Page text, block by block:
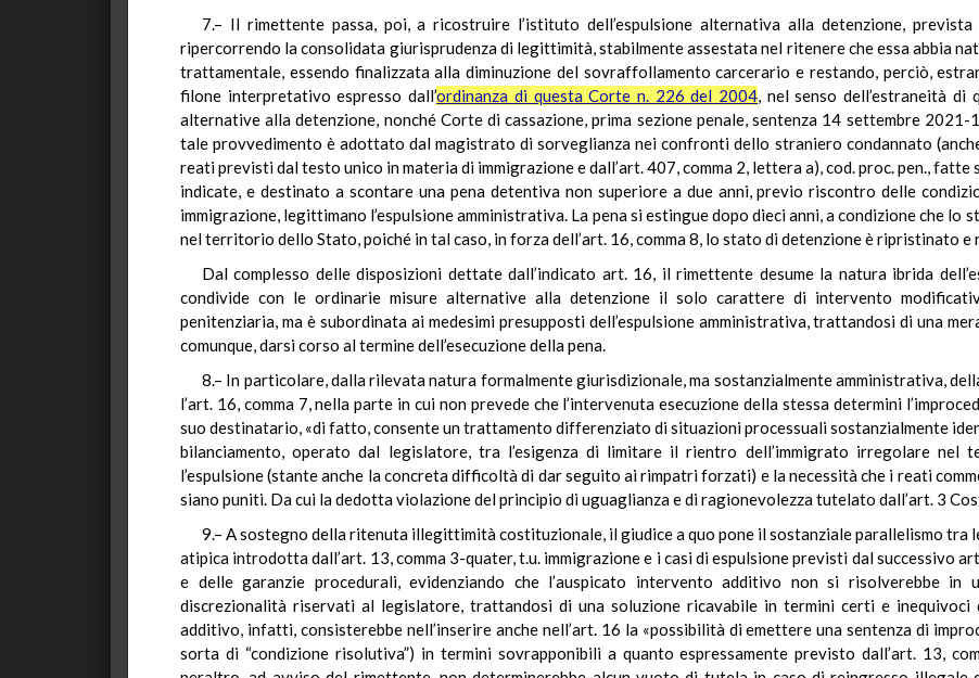
7.– Il rimettente passa, poi, a ricostruire l’istituto dell’espulsione alternativa alla detenzione, prevista
ripercorrendo la consolidata giurisprudenza di legittimità, stabilmente assestata nel ritenere che essa abbia
trattamentale, essendo finalizzata alla diminuzione del sovraffollamento carcerario e restando, perciò,
filone interpretativo espresso dall’ordinanza di questa Corte n. 226 del 2004, nel senso dell’estraneità di
alternative alla detenzione, nonché Corte di cassazione, prima sezione penale, sentenza 14 settembre
tale provvedimento è adottato dal magistrato di sorveglianza nei confronti dello straniero condannato
reati previsti dal testo unico in materia di immigrazione e dall’art. 407, comma 2, lettera a), cod. proc. pen., fatte
indicate, e destinato a scontare una pena detentiva non superiore a due anni, previo riscontro delle
immigrazione, legittimano l’espulsione amministrativa. La pena si estingue dopo dieci anni, a condizione che
nel territorio dello Stato, poiché in tal caso, in forza dell’art. 16, comma 8, lo stato di detenzione è ripristinato e
Dal complesso delle disposizioni dettate dall’indicato art. 16, il rimettente desume la natura ibrida
condivide con le ordinarie misure alternative alla detenzione il solo carattere di intervento
penitenziaria, ma è subordinata ai medesimi presupposti dell’espulsione amministrativa, trattandosi di una
comunque, darsi corso al termine dell’esecuzione della pena.
8.– In particolare, dalla rilevata natura formalmente giurisdizionale, ma sostanzialmente amministrativa,
l’art. 16, comma 7, nella parte in cui non prevede che l’intervenuta esecuzione della stessa determini
suo destinatario, «di fatto, consente un trattamento differenziato di situazioni processuali sostanzialmente
bilanciamento, operato dal legislatore, tra l’esigenza di limitare il rientro dell’immigrato irregolare
l’espulsione (stante anche la concreta difficoltà di dar seguito ai rimpatri forzati) e la necessità che i reati
siano puniti. Da cui la dedotta violazione del principio di uguaglianza e di ragionevolezza tutelato dall’art. 3
9.– A sostegno della ritenuta illegittimità costituzionale, il giudice a quo pone il sostanziale parallelismo tra
atipica introdotta dall’art. 13, comma 3-quater, t.u. immigrazione e i casi di espulsione previsti dal successivo
e delle garanzie procedurali, evidenziando che l’auspicato intervento additivo non si risolverebbe in
discrezionalità riservati al legislatore, trattandosi di una soluzione ricavabile in termini certi e inequivoci
additivo, infatti, consisterebbe nell’inserire anche nell’art. 16 la «possibilità di emettere una sentenza di
sorta di “condizione risolutiva”) in termini sovrapponibili a quanto espressamente previsto dall’art. 13,